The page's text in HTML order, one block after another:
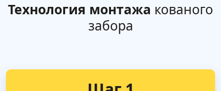
Технология монтажа кованого
забора